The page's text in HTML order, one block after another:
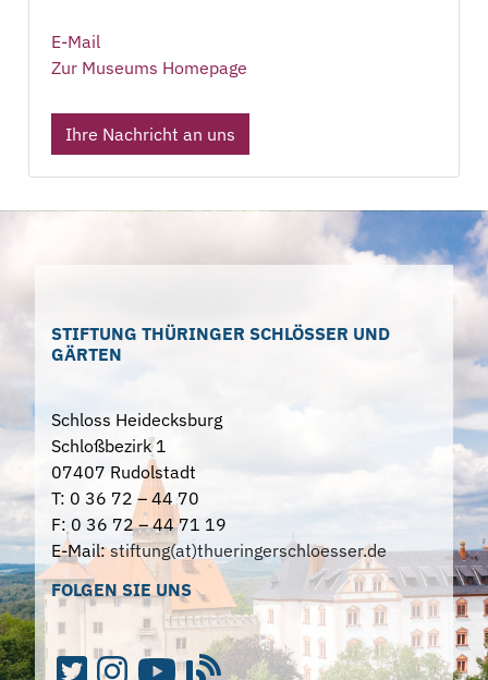
E-Mail
Zur Museums Homepage
Ihre Nachricht an uns
STIFTUNG THÜRINGER SCHLÖSSER UND
GÄRTEN
Schloss Heidecksburg
Schloßbezirk 1
07407 Rudolstadt
T: 0 36 72 – 44 70
F: 0 36 72 – 44 71 19
E-Mail:stiftung(at)thueringerschloesser.de
FOLGEN SIE UNS